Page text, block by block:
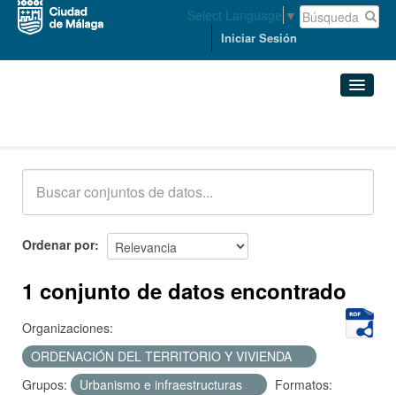
Select Language ▼
Iniciar Sesión
Acerca de
Ordenar por
1 conjunto de datos encontrado
Organizaciones:
ORDENACIÓN DEL TERRITORIO Y VIVIENDA
Grupos:
Urbanismo e infraestructuras
Formatos: